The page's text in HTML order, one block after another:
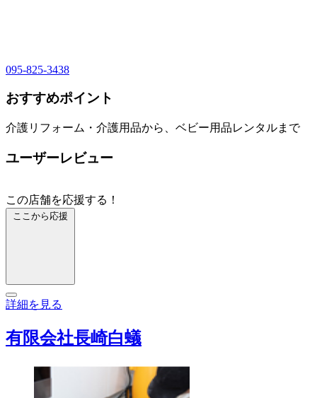
095-825-3438
おすすめポイント
介護リフォーム・介護用品から、ベビー用品レンタルまで
ユーザーレビュー
この店舗を応援する！
ここから応援
詳細を見る
有限会社長崎白蟻